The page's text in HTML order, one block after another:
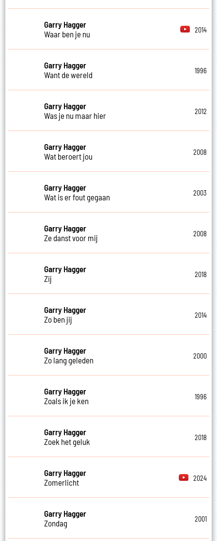
Garry Hagger
Waar ben je nu
2014
Garry Hagger
Want de wereld
1996
Garry Hagger
Was je nu maar hier
2012
Garry Hagger
Wat beroert jou
2008
Garry Hagger
Wat is er fout gegaan
2003
Garry Hagger
Ze danst voor mij
2008
Garry Hagger
Zij
2018
Garry Hagger
Zo ben jij
2014
Garry Hagger
Zo lang geleden
2000
Garry Hagger
Zoals ik je ken
1996
Garry Hagger
Zoek het geluk
2018
Garry Hagger
Zomerlicht
2024
Garry Hagger
Zondag
2001